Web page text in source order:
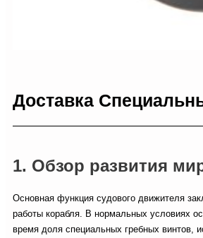
Доставка
1. Обзор развития
Основная функция судового движителя
работы корабля. В нормальных условиях
время доля специальных гребных винтов,